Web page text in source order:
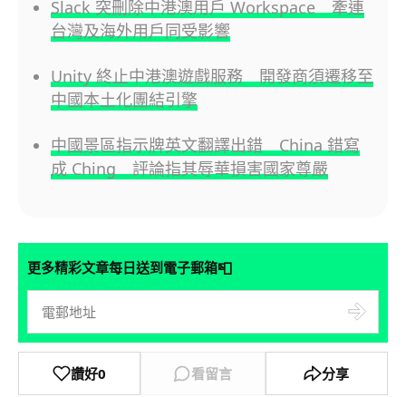
Slack 突刪除中港澳用戶 Workspace 牽連
台灣及海外用戶同受影響
Unity 終止中港澳遊戲服務 開發商須遷移至
中國本土化團結引擎
中國景區指示牌英文翻譯出錯 China 錯寫
成 Ching 評論指其辱華損害國家尊嚴
更多精彩文章每日送到電子郵箱📮
讚好0 看留言 分享